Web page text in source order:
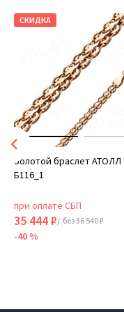
СКИДКА
Золотой браслет АТОЛЛ
Б116_1
при оплате СБП
35 444 ₽/ без 36 540 ₽
-40 %